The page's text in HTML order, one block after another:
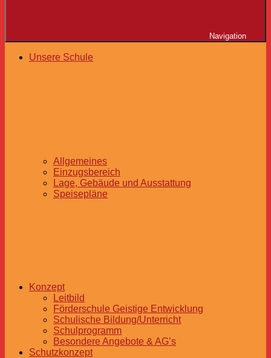
Navigation
Unsere Schule
Allgemeines
Einzugsbereich
Lage, Gebäude und Ausstattung
Speisepläne
Konzept
Leitbild
Förderschule Geistige Entwicklung
Schulische Bildung/Unterricht
Schulprogramm
Besondere Angebote & AG’s
Schutzkonzept